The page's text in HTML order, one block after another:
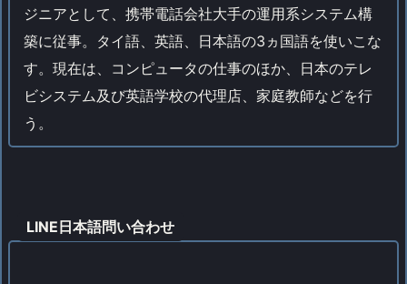
ジニアとして、携帯電話会社大手の運用系システム構
築に従事。タイ語、英語、日本語の3ヵ国語を使いこな
す。現在は、コンピュータの仕事のほか、日本のテレ
ビシステム及び英語学校の代理店、家庭教師などを行
う。
LINE日本語問い合わせ